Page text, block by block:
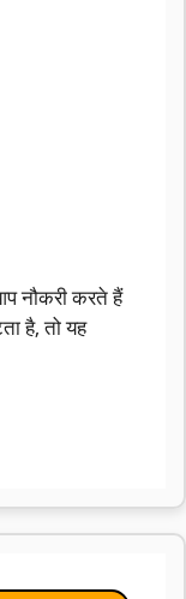
नौकरी करते हैं
है, तो यह